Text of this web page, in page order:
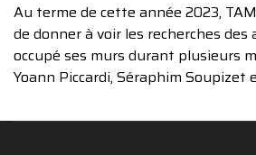
Au terme de cette année 2023,
de donner à voir les recherches
occupé ses murs durant plusieurs
Yoann Piccardi, Séraphim Soupizet